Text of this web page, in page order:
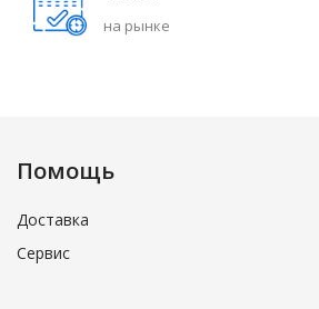
на рынке
Помощь
Доставка
Сервис